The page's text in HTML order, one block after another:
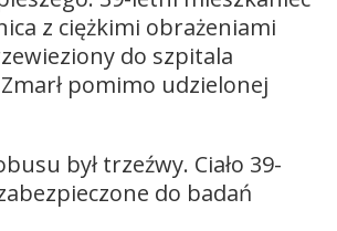
z ciężkimi obrażeniami
do szpitala
pomimo udzielonej
był trzeźwy. Ciało 39-
do badań